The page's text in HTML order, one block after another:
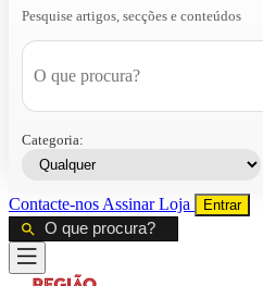
Pesquise artigos, secções e conteúdos
Categoria:
Contacte-nos AssinarLoja Entrar